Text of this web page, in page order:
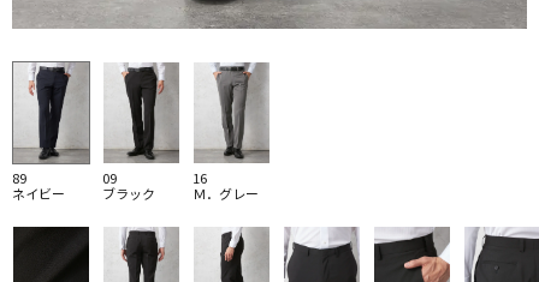
89
ネイビー
09
ブラック
16
Ｍ．グレー